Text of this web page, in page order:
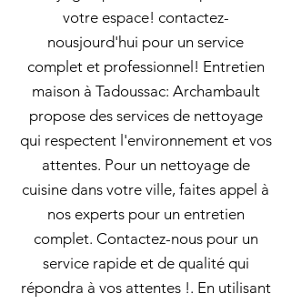
votre espace! contactez-
nousjourd'hui pour un service
complet et professionnel! Entretien
maison à Tadoussac: Archambault
propose des services de nettoyage
qui respectent l'environnement et vos
attentes. Pour un nettoyage de
cuisine dans votre ville, faites appel à
nos experts pour un entretien
complet. Contactez-nous pour un
service rapide et de qualité qui
répondra à vos attentes !. En utilisant